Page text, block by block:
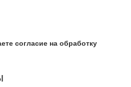
согласие на обработку